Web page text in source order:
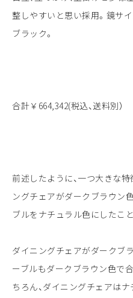
整しやすいと思い採用。鏡サ
ブラック。
合計￥664,342(税込、送料別）
前述したように、一つ大きな
ングチェアがダークブラウン
ブルをナチュラル色にしたこと
ダイニングチェアがダークブ
ーブルもダークブラウン色で
ちろん、ダイニングチェアは